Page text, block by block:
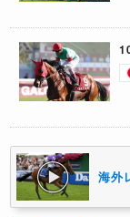
海外